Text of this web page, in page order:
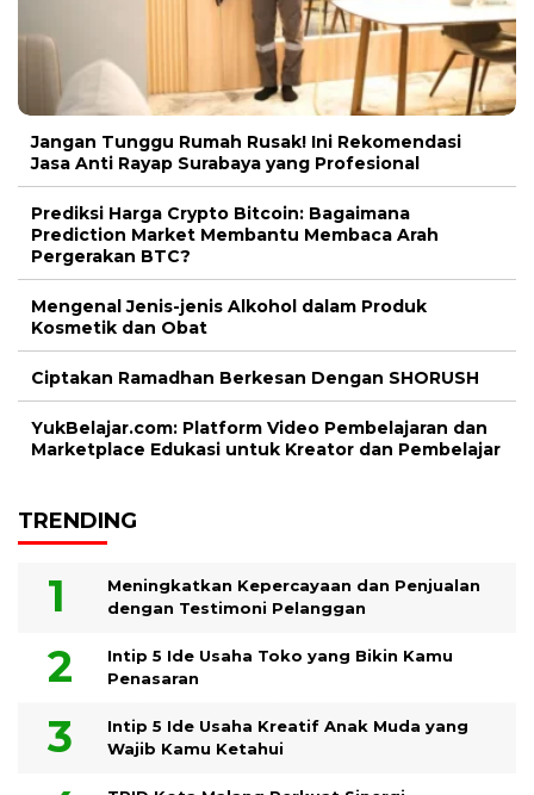
Jangan Tunggu Rumah Rusak! Ini Rekomendasi
Jasa Anti Rayap Surabaya yang Profesional
Prediksi Harga Crypto Bitcoin: Bagaimana
Prediction Market Membantu Membaca Arah
Pergerakan BTC?
Mengenal Jenis-jenis Alkohol dalam Produk
Kosmetik dan Obat
Ciptakan Ramadhan Berkesan Dengan SHORUSH
YukBelajar.com: Platform Video Pembelajaran dan
Marketplace Edukasi untuk Kreator dan Pembelajar
TRENDING
Meningkatkan Kepercayaan dan Penjualan
dengan Testimoni Pelanggan
Intip 5 Ide Usaha Toko yang Bikin Kamu
Penasaran
Intip 5 Ide Usaha Kreatif Anak Muda yang
Wajib Kamu Ketahui